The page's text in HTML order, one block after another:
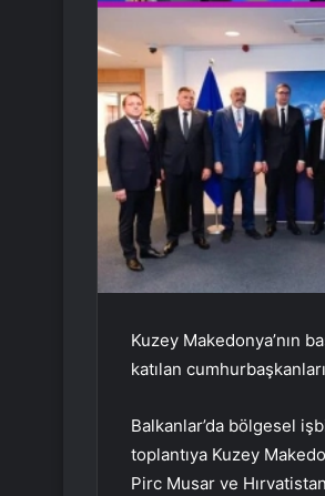
Kuzey Makedonya’nın
katılan
Balkanlar’da bölgesel
toplantıya Kuzey
Pirc Musar ve